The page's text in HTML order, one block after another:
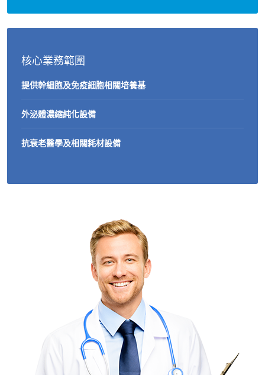
核心業務範圍
提供幹細胞及免疫細胞相關培養基
外泌體濃縮純化設備
抗衰老醫學及相關耗材設備